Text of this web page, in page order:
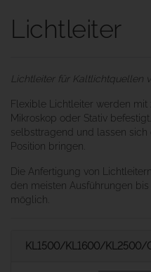
Lichtleiter
Lichtleiter für Kaltlichtquellen
Flexible Lichtleiter werden
Mikroskop oder Stativ
selbsttragend und lassen sich
Position bringen.
Die Anfertigung von
den meisten Ausführungen
möglich.
KL1500/KL1600/